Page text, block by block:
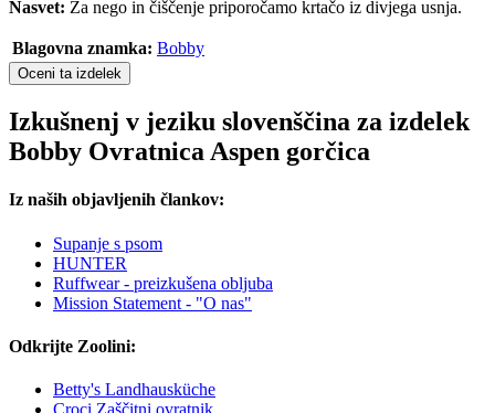
Nasvet: Za nego in čiščenje priporočamo krtačo iz divjega usnja.
Blagovna znamka: Bobby
Oceni ta izdelek
Izkušnenj v jeziku slovenščina za izdelek
Bobby Ovratnica Aspen gorčica
Iz naših objavljenih člankov:
Supanje s psom
HUNTER
Ruffwear - preizkušena obljuba
Mission Statement - "O nas"
Odkrijte Zoolini:
Betty's Landhausküche